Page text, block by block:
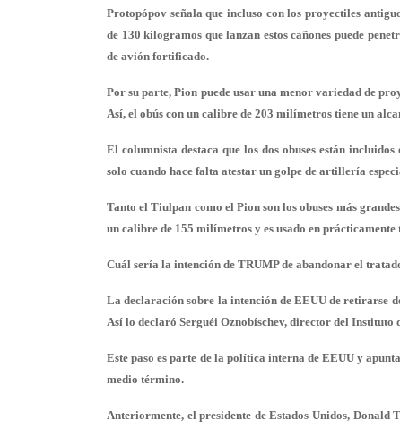
Protopópov señala que incluso con los proyectiles
de 130 kilogramos que lanzan estos cañones puede
de avión fortificado.
Por su parte, Pion puede usar una menor variedad de
Así, el obús con un calibre de 203 milímetros tiene un
El columnista destaca que los dos obuses están
solo cuando hace falta atestar un golpe de artillería
Tanto el Tiulpan como el Pion son los obuses más
un calibre de 155 milímetros y es usado en
Cuál sería la intención de TRUMP de abandonar el
La declaración sobre la intención de EEUU de retirarse
Así lo declaró Serguéi Oznobíschev, director del Instituto
Este paso es parte de la política interna de EEUU y
medio término.
Anteriormente, el presidente de Estados Unidos,